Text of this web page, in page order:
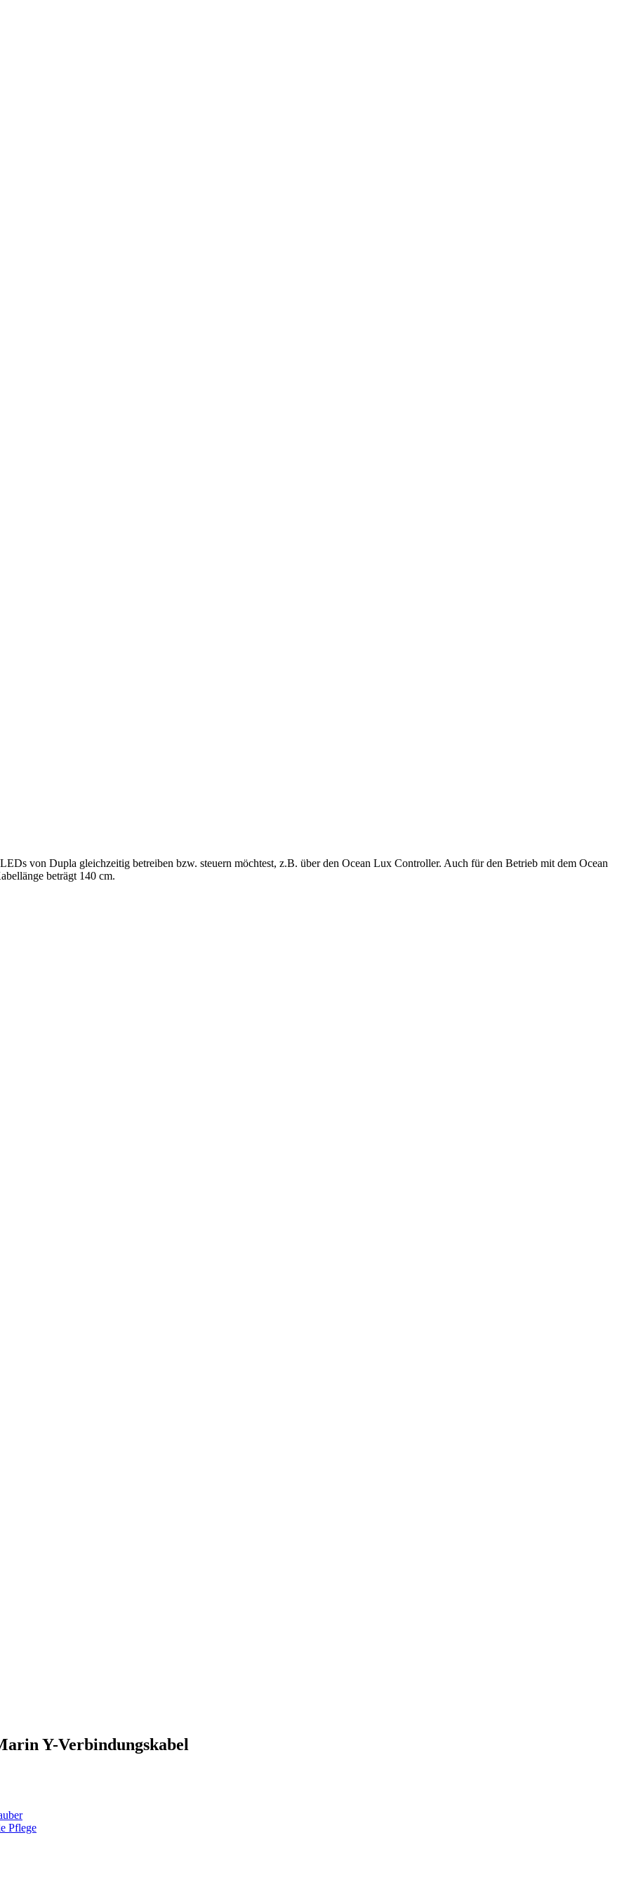
von Dupla gleichzeitig betreiben bzw. steuern möchtest, z.B. über den Ocean Lux Controller. Auch für den Betrieb mit dem Ocean
beträgt 140 cm.
Y-Verbindungskabel
Pflege